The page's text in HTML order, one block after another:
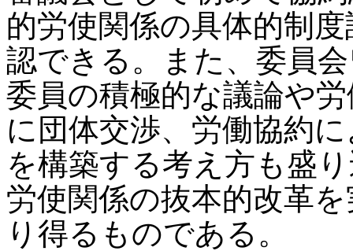
的労使関係の具体的制
認できる。また、委員
委員の積極的な議論や
に団体交渉、労働協約
を構築する考え方も盛
労使関係の抜本的改革
り得るものである。